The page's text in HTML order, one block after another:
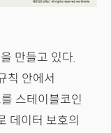
만들고 있다.
칙 안에서
스테이블코인
데이터 보호의